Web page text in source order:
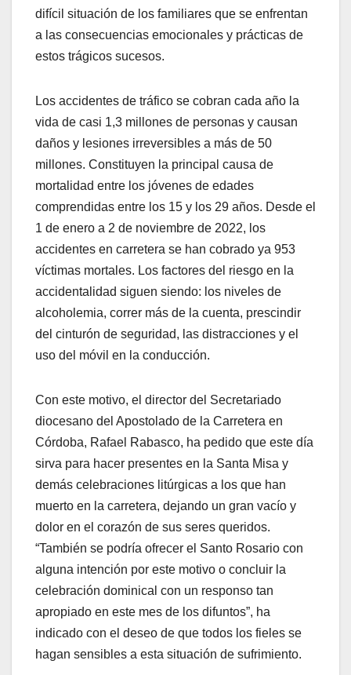
difícil situación de los familiares que se enfrentan
a las consecuencias emocionales y prácticas de
estos trágicos sucesos.
Los accidentes de tráfico se cobran cada año la
vida de casi 1,3 millones de personas y causan
daños y lesiones irreversibles a más de 50
millones. Constituyen la principal causa de
mortalidad entre los jóvenes de edades
comprendidas entre los 15 y los 29 años. Desde el
1 de enero a 2 de noviembre de 2022, los
accidentes en carretera se han cobrado ya 953
víctimas mortales. Los factores del riesgo en la
accidentalidad siguen siendo: los niveles de
alcoholemia, correr más de la cuenta, prescindir
del cinturón de seguridad, las distracciones y el
uso del móvil en la conducción.
Con este motivo, el director del Secretariado
diocesano del Apostolado de la Carretera en
Córdoba, Rafael Rabasco, ha pedido que este día
sirva para hacer presentes en la Santa Misa y
demás celebraciones litúrgicas a los que han
muerto en la carretera, dejando un gran vacío y
dolor en el corazón de sus seres queridos.
“También se podría ofrecer el Santo Rosario con
alguna intención por este motivo o concluir la
celebración dominical con un responso tan
apropiado en este mes de los difuntos”, ha
indicado con el deseo de que todos los fieles se
hagan sensibles a esta situación de sufrimiento.